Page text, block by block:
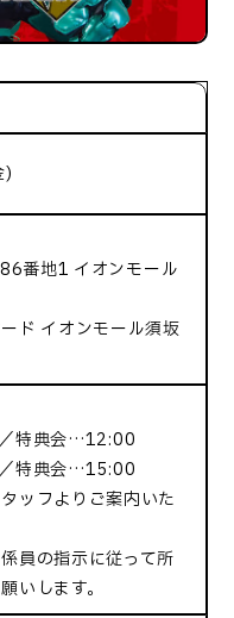
)
番地1 イオンモール
ド イオンモール須坂
特典会…12:00
特典会…15:00
ッフよりご案内いた
員の指示に従って所
いします。